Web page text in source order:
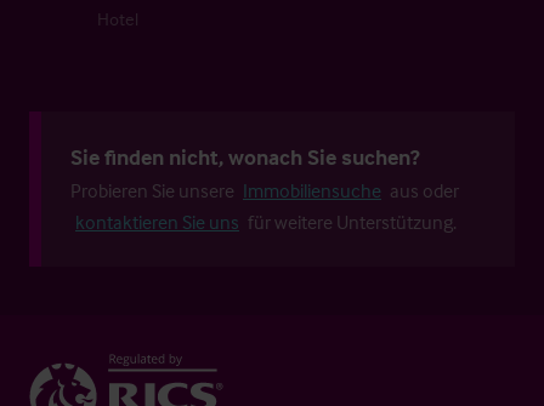
Hotel
Sie finden nicht, wonach Sie suchen?
Probieren Sie unsere Immobiliensuche aus oder
kontaktieren Sie uns für weitere Unterstützung.